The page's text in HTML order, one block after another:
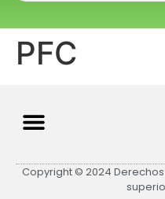
PFC
Copyright © 2024